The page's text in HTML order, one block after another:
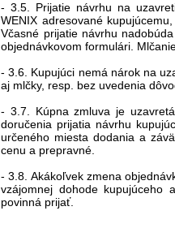
- 3.5. Prijatie návrhu na
WENIX adresované
Včasné prijatie návrhu
objednávkovom formulári.
- 3.6. Kupujúci nemá nárok na
aj mlčky, resp. bez uvedenia
- 3.7. Kúpna zmluva je
doručenia prijatia návrhu
určeného miesta dodania a
cenu a prepravné.
- 3.8. Akákoľvek zmena
vzájomnej dohode kupujúceho
povinná prijať.